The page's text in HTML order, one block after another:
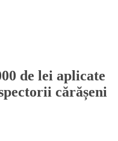
de lei aplicate
cărășeni